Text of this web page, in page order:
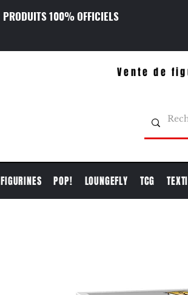
PRODUITS 100% OFFICIELS
Vente de
FIGURINES POP! LOUNGEFLY TCG